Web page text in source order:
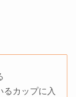
るカップに入